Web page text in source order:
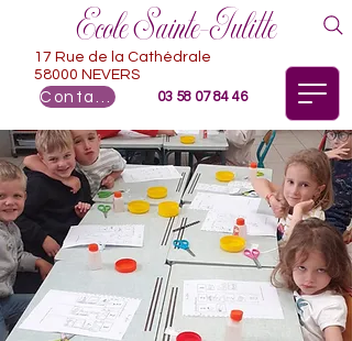
Ecole Sainte-Julitte
03 58 07 84 46
17 Rue de la Cathédrale
58000 NEVERS